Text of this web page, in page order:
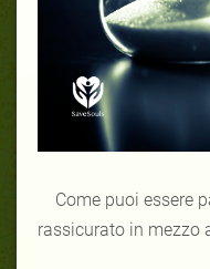
Come puoi essere
rassicurato in mezzo